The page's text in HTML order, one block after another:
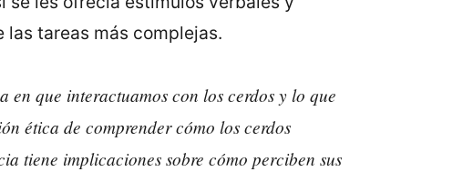
las tareas más complejas.
que interactuamos con los cerdos y lo que
ética de comprender cómo los cerdos
tiene implicaciones sobre cómo perciben sus